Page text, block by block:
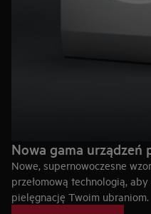
Nowa gama urządzeń
Nowe, supernowoczesne
przełomową technologią,
pielęgnację Twoim ubraniom.